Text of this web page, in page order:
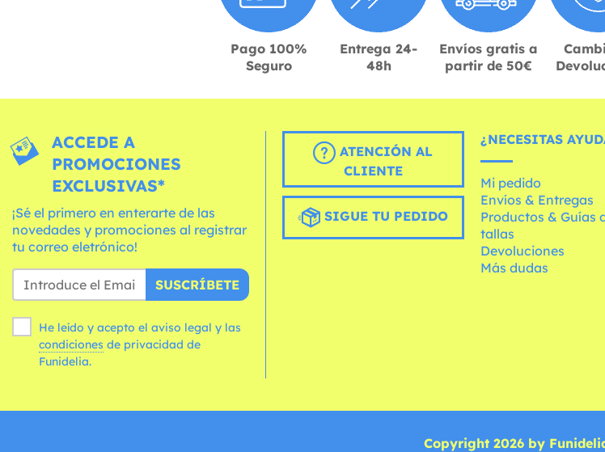
Pago 100%
Seguro
Entrega 24-
48h
Envíos gratis a
partir de 50€
ACCEDE A
PROMOCIONES
EXCLUSIVAS*
¡Sé el primero en enterarte de las
novedades y promociones al registrar
tu correo eletrónico!
SUSCRÍBETE
He leído y acepto el aviso legal y las
condiciones
Funidelia.
ATENCIÓN AL
CLIENTE
SIGUE TU PEDIDO
¿NECESITAS
Mi pedido
Envíos & Entregas
Productos & Guías
tallas
Devoluciones
Más dudas
Copyright 2026 by